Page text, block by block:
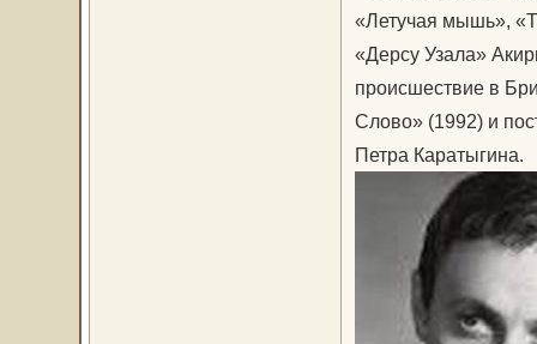
«Летучая мышь»,
«Дерсу Узала»
происшествие в
Слово» (1992) и
Петра Каратыгина.